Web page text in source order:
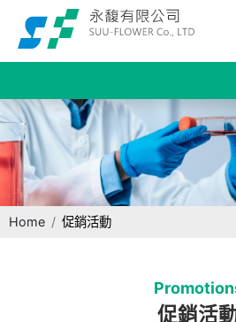
Home 促銷活動
促銷活